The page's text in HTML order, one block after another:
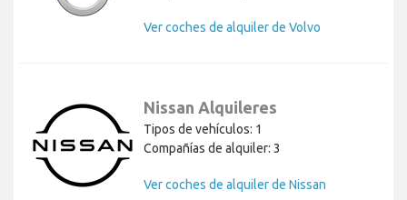
Ver coches de alquiler de Volvo
Nissan Alquileres
Tipos de vehículos: 1
Compañías de alquiler: 3
Ver coches de alquiler de Nissan